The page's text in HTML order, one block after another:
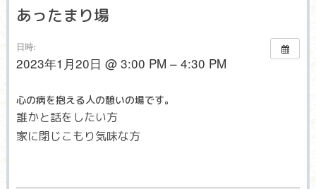
あったまり場
日時:
2023年1月20日 @ 3:00 PM – 4:30 PM
心の病を抱える人の憩いの場です。
誰かと話をしたい方
家に閉じこもり気味な方